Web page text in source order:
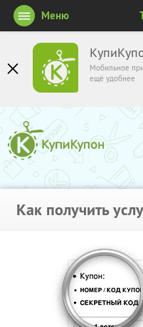
Мобильное
ещё удобнее
Меню
Как получить